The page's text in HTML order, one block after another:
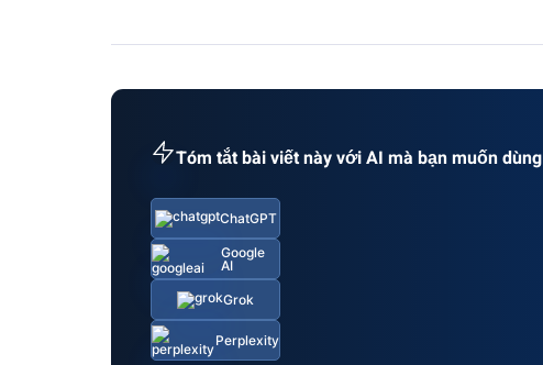
Tóm tắt bài viết này với AI mà bạn muốn dùng
ChatGPT
Google
AI
Grok
Perplexity